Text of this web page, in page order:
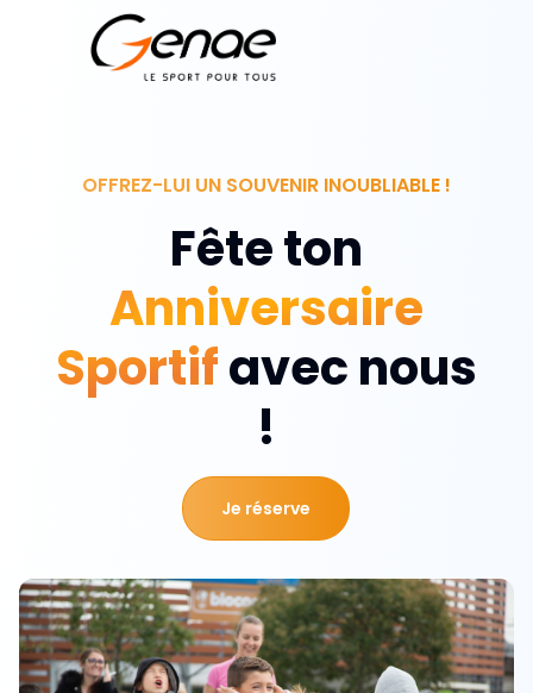
OFFREZ-LUI UN SOUVENIR INOUBLIABLE !
Fête ton
Anniversaire
Sportifavec nous
!
Je réserve